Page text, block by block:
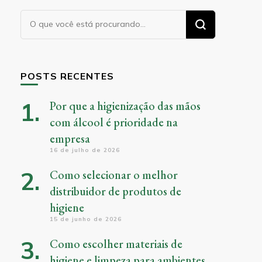
Procurando
algo?
POSTS RECENTES
Por que a higienização das mãos
com álcool é prioridade na
empresa
16 de julho de 2026
Como selecionar o melhor
distribuidor de produtos de
higiene
15 de junho de 2026
Como escolher materiais de